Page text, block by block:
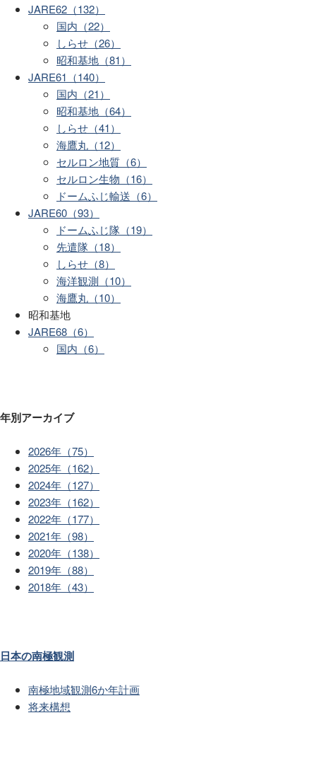
JARE62（132）
国内（22）
しらせ（26）
昭和基地（81）
JARE61（140）
国内（21）
昭和基地（64）
しらせ（41）
海鷹丸（12）
セルロン地質（6）
セルロン生物（16）
ドームふじ輸送（6）
JARE60（93）
ドームふじ隊（19）
先遣隊（18）
しらせ（8）
海洋観測（10）
海鷹丸（10）
昭和基地
JARE68（6）
国内（6）
年別アーカイブ
2026年（75）
2025年（162）
2024年（127）
2023年（162）
2022年（177）
2021年（98）
2020年（138）
2019年（88）
2018年（43）
日本の南極観測
南極地域観測6か年計画
将来構想